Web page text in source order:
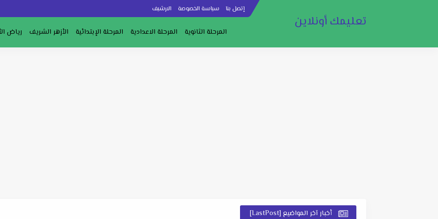
إتصل بنا سياسة الخصوصة الارشيف
تعليمك أونلاين
المرحلة الثانوية المرحلة الاعدادية المرحلة الإبتدائية الأزهر الشريف رياض
أخبار آخر المواضيع [LastPost]